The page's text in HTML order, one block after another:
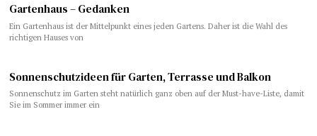
Gartenhaus – Gedanken
Ein Gartenhaus ist der Mittelpunkt eines jeden Gartens. Daher ist die Wahl des
richtigen Hauses von
Sonnenschutzideen für Garten, Terrasse und Balkon
Sonnenschutz im Garten steht natürlich ganz oben auf der Must-have-Liste, damit
Sie im Sommer immer ein